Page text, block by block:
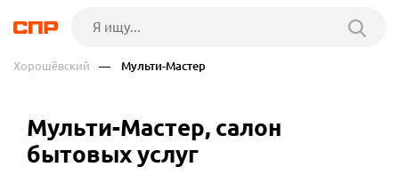
Хорошёвский — Мульти-Мастер
Мульти-Мастер, салон
бытовых услуг